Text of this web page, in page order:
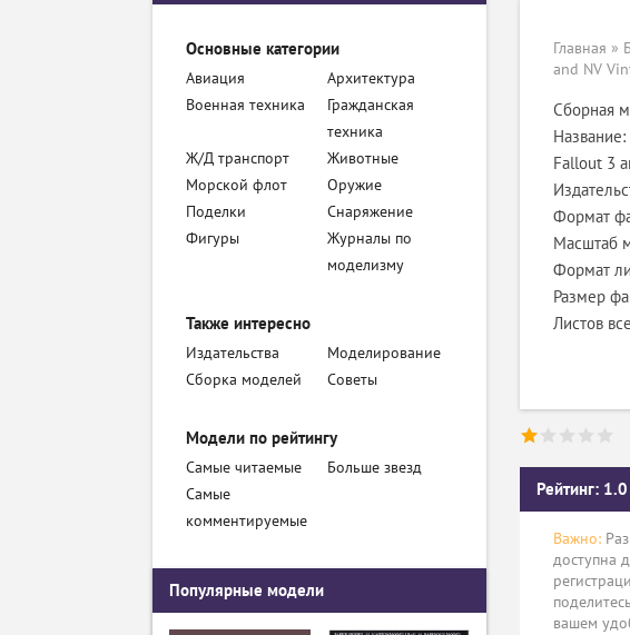
Главная »
and NV
Сборная
Fallout 3
Формат
Масштаб
Формат
Размер
Листов
Рейтинг: 1.0
Важно:
доступна
вашем
Основные категории
Авиация
Архитектура
Военная техника
Гражданская
техника
Ж/Д транспорт
Животные
Морской флот
Оружие
Поделки
Снаряжение
Фигуры
Журналы по
моделизму
Также интересно
Издательства
Моделирование
Сборка моделей
Советы
Модели по рейтингу
Самые читаемые
Больше звезд
Самые
комментируемые
Популярные модели